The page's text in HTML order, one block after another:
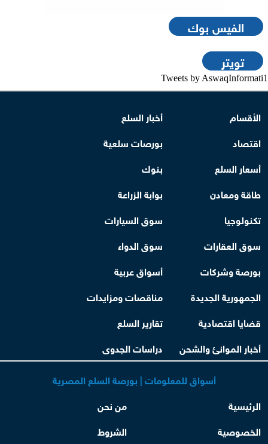
الفيس بوك
تويتر
Tweets by AswaqInformati1
الأقسام
أخبار السلع
اقتصاد
بورصات سلعية
أسعار السلع
بنوك
طاقة ومعادن
بوابة الزراعة
تكنولوجيا
سوق السيارات
سوق العقارات
سوق الدواء
بورصة وشركات
أسواق عربية
الجمهورية الجديدة
مناقصات ومزايدات
قضايا اقتصادية
تقارير السلع
أخبار الموانئ والشحن
دراسات الجدوى
أسواق للمعلومات | بورصة السلع المصرية
الرئيسية
من نحن
الخصوصية
الشروط